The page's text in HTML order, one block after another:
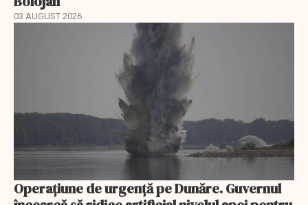
03 AUGUST 2026
Operațiune de urgență pe Dunăre. Guvernul